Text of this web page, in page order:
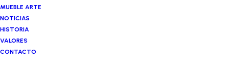
MUEBLE ARTE
NOTICIAS
HISTORIA
VALORES
CONTACTO